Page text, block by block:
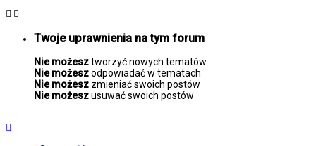
Twoje uprawnienia na tym forum
Nie możesztworzyć nowych tematów
Nie możeszodpowiadać w tematach
Nie możesz zmieniać swoich postów
Nie możeszusuwać swoich postów